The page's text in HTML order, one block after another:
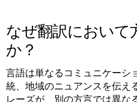
なぜ翻訳において
か？
言語は単なるコミュニケーシ
統、地域のニュアンスを伝え
レーズが、別の方言では異な